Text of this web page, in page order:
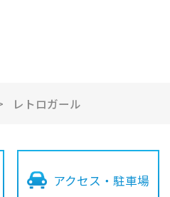
レトロガール
アクセス・駐車場